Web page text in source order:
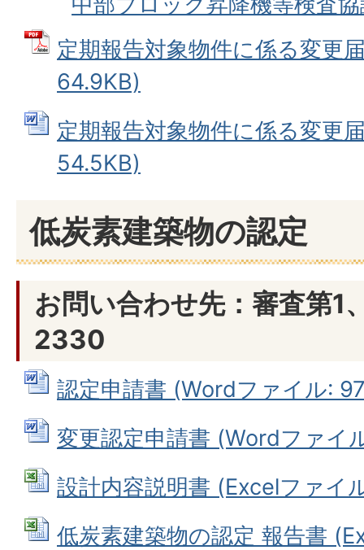
定期報告対象物件に係る変更
64.9KB)
定期報告対象物件に係る変更
54.5KB)
低炭素建築物の認定
お問い合わせ先：審査第
2330
認定申請書 (Wordファイル:
変更認定申請書 (Wordファイ
設計内容説明書 (Excelファイ
低炭素建築物の認定 報告書